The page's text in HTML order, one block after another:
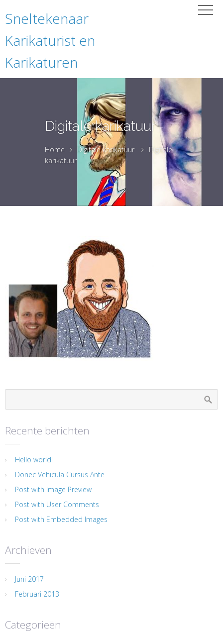
Sneltekenaar
Karikaturist en
Karikaturen
Digitale karikatuur
Home Digitale karikatuur
Digitale
karikatuur
Recente berichten
Hello world!
Donec Vehicula Cursus Ante
Post with Image Preview
Post with User Comments
Post with Embedded Images
Archieven
Juni 2017
Februari 2013
Categorieën